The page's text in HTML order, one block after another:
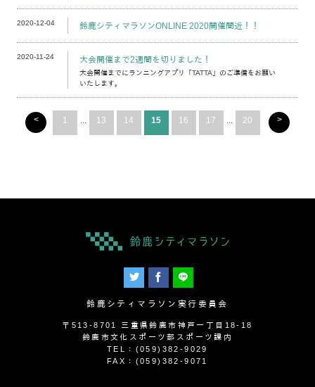
2020-12-04 鈴鹿シティマラソンONLINE 2020開催間近！！
2020-11-24 大会開催まで2週間を切りました！
大会開催までにランニングアプリ「TATTA」のご準備をお願い
いたします。
< 1 ... 13 14 15 16 17 ... 20 >
鈴鹿シティマラソン実行委員会
〒513-8701 三重県鈴鹿市神戸一丁目18-18
鈴鹿市文化スポーツ部スポーツ課内
TEL：(059)382-9029
FAX：(059)382-9071